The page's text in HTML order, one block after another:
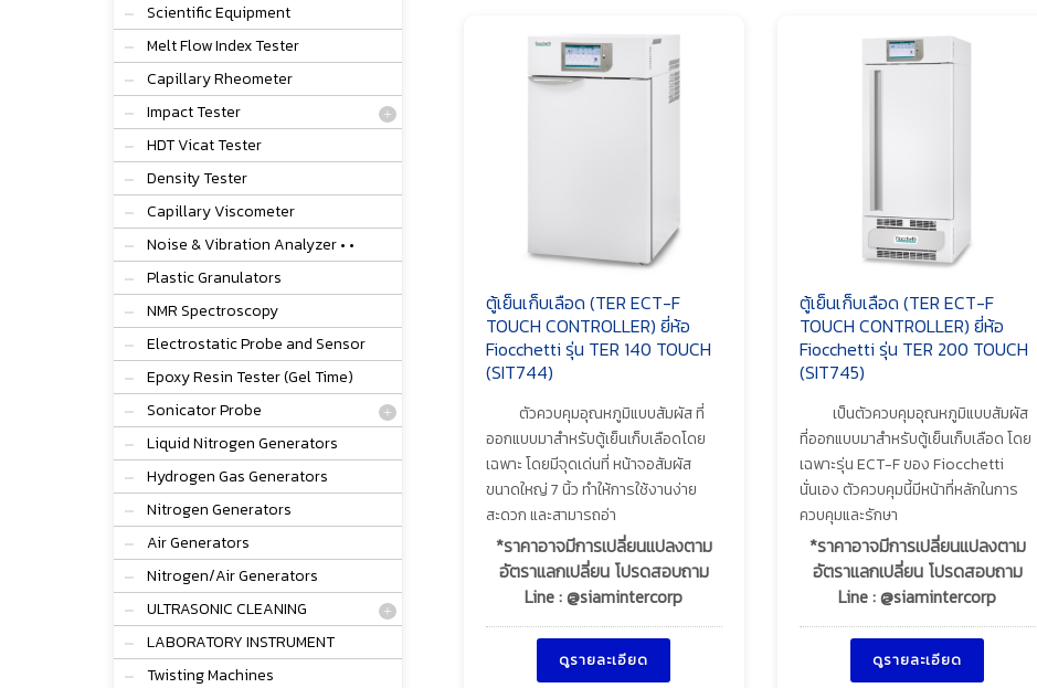
Scientific Equipment
Melt Flow Index Tester
Capillary Rheometer
Impact Tester
HDT Vicat Tester
Density Tester
Capillary Viscometer
Noise & Vibration Analyzer • •
Plastic Granulators
NMR Spectroscopy
Electrostatic Probe and Sensor
Epoxy Resin Tester (Gel Time)
Sonicator Probe
Liquid Nitrogen Generators
Hydrogen Gas Generators
Nitrogen Generators
Air Generators
Nitrogen/Air Generators
ULTRASONIC CLEANING
LABORATORY INSTRUMENT
Twisting Machines
ตู้เย็นเก็บเลือด (TER ECT-F
TOUCH CONTROLLER) ยี่ห้อ
Fiocchetti รุ่น TER 140 TOUCH
(SIT744)
ตัวควบคุมอุณหภูมิแบบสัมผัส ที่
ออกแบบมาสำหรับตู้เย็นเก็บเลือดโดย
เฉพาะ โดยมีจุดเด่นที่ หน้าจอสัมผัส
ขนาดใหญ่ 7 นิ้ว ทำให้การใช้งานง่าย
สะดวก และสามารถอ่า
*ราคาอาจมีการเปลี่ยนแปลงตาม
อัตราแลกเปลี่ยน โปรดสอบถาม
Line : @siamintercorp
ดูรายละเอียด
ตู้เย็นเก็บเลือด (TER ECT-F
TOUCH CONTROLLER) ยี่ห้อ
Fiocchetti รุ่น TER 200 TOUCH
(SIT745)
เป็นตัวควบคุมอุณหภูมิแบบสัมผัส
ที่ออกแบบมาสำหรับตู้เย็นเก็บเลือด โดย
เฉพาะรุ่น ECT-F ของ Fiocchetti
นั่นเอง ตัวควบคุมนี้มีหน้าที่หลักในการ
ควบคุมและรักษา
*ราคาอาจมีการเปลี่ยนแปลงตาม
อัตราแลกเปลี่ยน โปรดสอบถาม
Line : @siamintercorp
ดูรายละเอียด